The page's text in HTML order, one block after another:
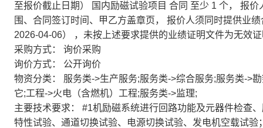
至报价截止日期） 国内励磁试验项目 合同 至少 1 个， 报
围、合同签订时间、甲乙方盖章页， 报价人须同时提供业
2026-04-06） ，未按上述要求提供的业绩证明文件为无效
采购方式：
询价采购
询价方式：
公开询价
物资分类：
服务类->生产服务;服务类->综合服务;服务类->
它;工程->火电（含燃机）工程;服务类->监理;
主要技术要求：
#1机励磁系统进行回路功能及元器件检查
特性试验、通道切换试验、电源切换试验、发电机空载试